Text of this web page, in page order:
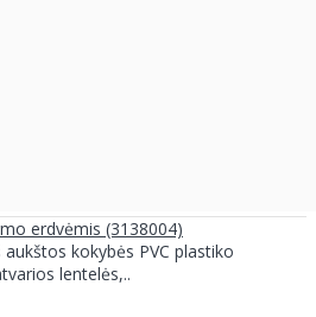
erdvėmis (3138004)
kokybės PVC plastiko
lentelės,..